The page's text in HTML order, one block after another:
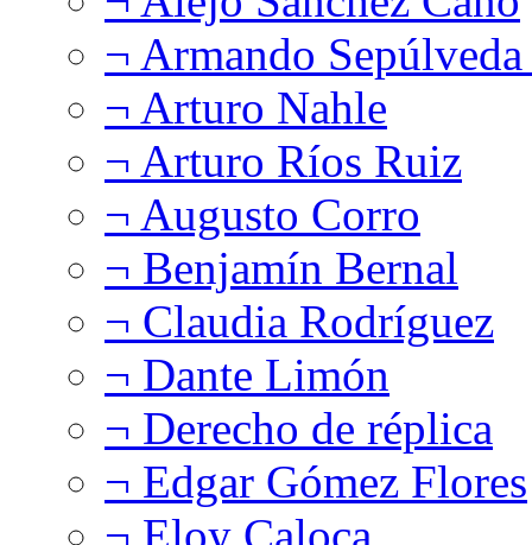
¬ Armando
¬ Arturo Nahle
¬ Arturo Ríos Ruiz
¬ Augusto Corro
¬ Benjamín Bernal
¬ Claudia Rodríguez
¬ Dante Limón
¬ Derecho de réplica
¬ Edgar Gómez Flores
¬ Eloy Caloca